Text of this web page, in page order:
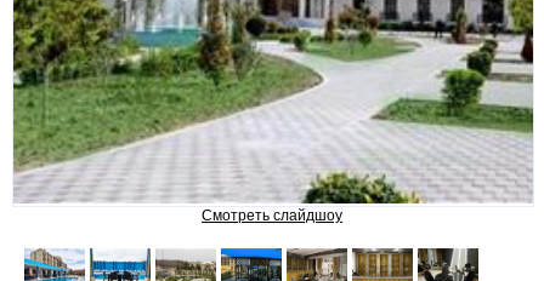
Отдых в Азербайджане
ГУБА
ГАБАЛА
ШЕКИ
Смотреть слайдшоу